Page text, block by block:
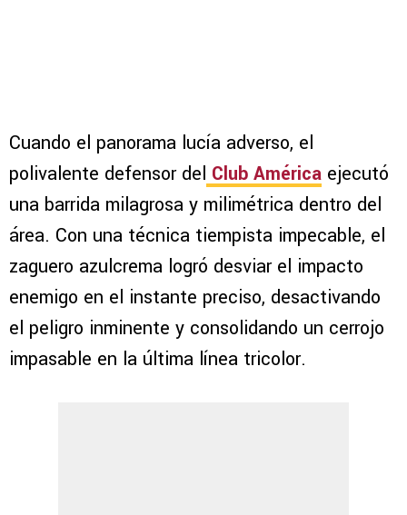
Cuando el panorama lucía adverso, el
polivalente defensor del Club América ejecutó
una barrida milagrosa y milimétrica dentro del
área. Con una técnica tiempista impecable, el
zaguero azulcrema logró desviar el impacto
enemigo en el instante preciso, desactivando
el peligro inminente y consolidando un cerrojo
impasable en la última línea tricolor.